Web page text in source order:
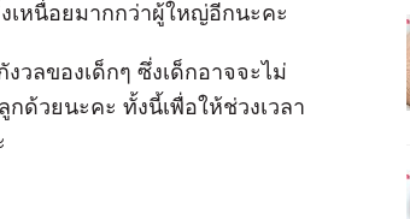
เหนื่อยมากกว่าผู้ใหญ่อีกนะคะ
วลของเด็กๆ ซึ่งเด็กอาจจะไม่
ด้วยนะคะ ทั้งนี้เพื่อให้ช่วงเวลา